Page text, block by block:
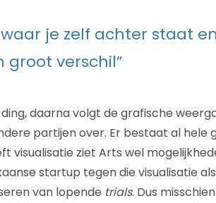
je zelf achter staat
groot verschil”
daarna volgt de grafische
partijen over. Er bestaat al hele
visualisatie ziet Arts wel
startup tegen die visualisatie als
van lopende trials. Dus